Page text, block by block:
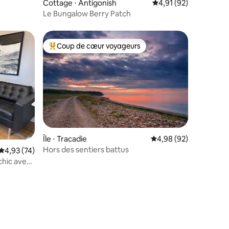
Cottage ⋅ Antigonish Évaluation moyenne
4,91 (92)
Le Bungalow Berry Patch
appréciés
moyenne sur la base de 74 commentaires : 4,93 sur 5
4,93 (74)
avec
Coups de cœur voyageurs les plus appréciés
Coup de cœur voyageurs
Île ⋅ Tracadie Évaluation moyenne
4,98 (92)
Hors des sentiers battus